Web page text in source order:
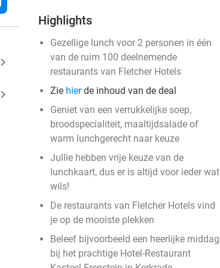
keyboard_arrow_right
keyboard_arrow_right
Highlights
Gezellige lunch voor 2 personen in één
van de ruim 100 deelnemende
restaurants van Fletcher Hotels
Zie hierde inhoud van de deal
Geniet van een verrukkelijke soep,
broodspecialiteit, maaltijdsalade of
warm lunchgerecht naar keuze
Jullie hebben vrije keuze van de
lunchkaart, dus er is altijd voor ieder wat
wils!
De restaurants van Fletcher Hotels vind
je op de mooiste plekken
Beleef bijvoorbeeld een heerlijke middag
bij het prachtige Hotel-Restaurant